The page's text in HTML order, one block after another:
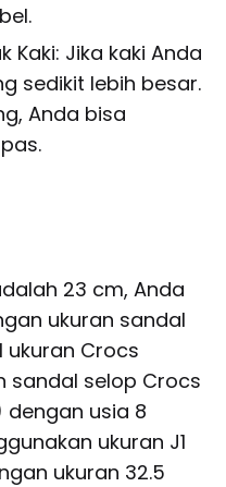
Kaki: Jika kaki Anda
sedikit lebih besar.
Anda bisa
23 cm, Anda
ukuran sandal
Crocs
sandal selop Crocs
usia 8
ukuran J1
ukuran 32.5